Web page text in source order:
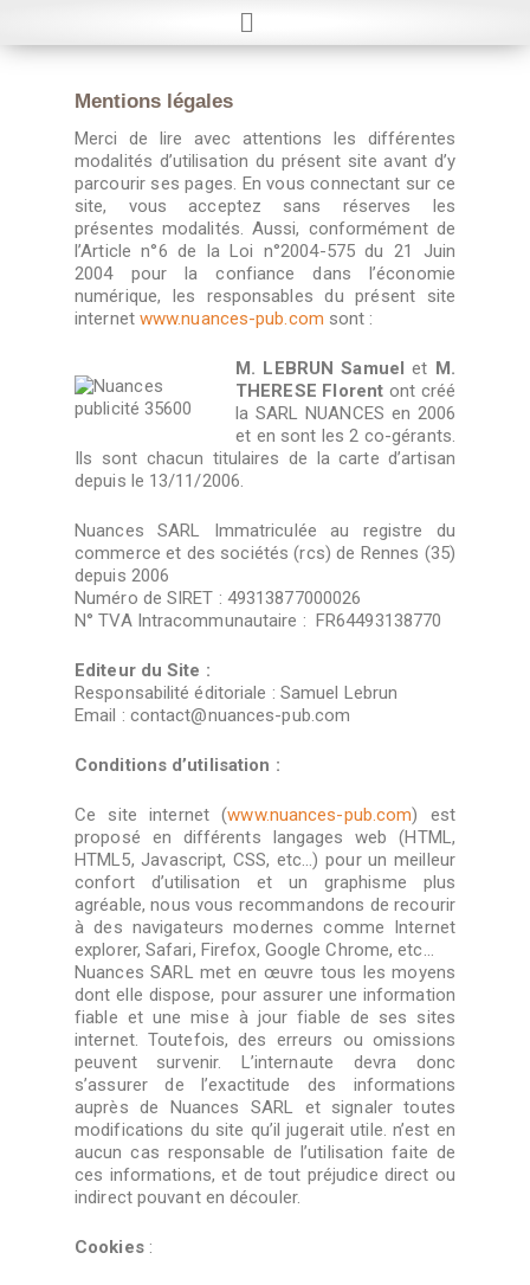
Mentions légales
Merci de lire avec attentions les différentes
modalités d’utilisation du présent site avant d’y
parcourir ses pages. En vous connectant sur ce
site, vous acceptez sans réserves les
présentes modalités. Aussi, conformément de
l’Article n°6 de la Loi n°2004-575 du 21 Juin
2004 pour la confiance dans l’économie
numérique, les responsables du présent site
internet www.nuances-pub.com sont :
M. LEBRUN Samuelet M.
THERESE Florent ont créé
la SARL NUANCES en 2006
et en sont les 2 co-gérants.
Ils sont chacun titulaires de la carte d’artisan
depuis le 13/11/2006.
Nuances SARL Immatriculée au registre du
commerce et des sociétés (rcs) de Rennes (35)
depuis 2006
Numéro de SIRET : 49313877000026
N° TVA Intracommunautaire : FR64493138770
Editeur du Site :
Responsabilité éditoriale : Samuel Lebrun
Email : contact@nuances-pub.com
Conditions d’utilisation :
Ce site internet (www.nuances-pub.com) est
proposé en différents langages web (HTML,
HTML5, Javascript, CSS, etc…) pour un meilleur
confort d’utilisation et un graphisme plus
agréable, nous vous recommandons de recourir
à des navigateurs modernes comme Internet
explorer, Safari, Firefox, Google Chrome, etc…
Nuances SARL met en œuvre tous les moyens
dont elle dispose, pour assurer une information
fiable et une mise à jour fiable de ses sites
internet. Toutefois, des erreurs ou omissions
peuvent survenir. L’internaute devra donc
s’assurer de l’exactitude des informations
auprès de Nuances SARL et signaler toutes
modifications du site qu’il jugerait utile. n’est en
aucun cas responsable de l’utilisation faite de
ces informations, et de tout préjudice direct ou
indirect pouvant en découler.
Cookies: